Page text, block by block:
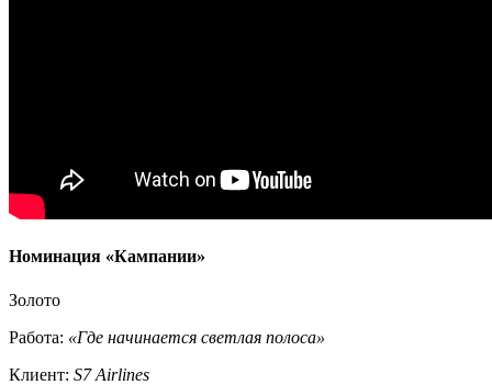
Номинация «Кампании»
Золото
Работа: «Где начинается светлая полоса»
Клиент: S7 Airlines